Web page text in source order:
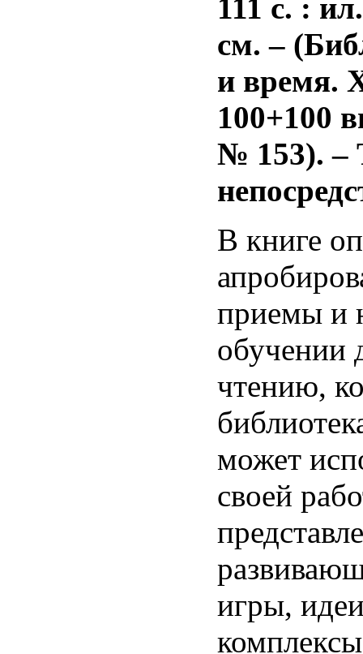
111 с. :
см. –
и время.
100+100
№ 153). –
В книге
приемы и
обучении
чтению,
может
своей
игры,